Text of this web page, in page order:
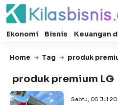
Ekonomi Bisnis Keuangan
Home Tag produk
produk premium LG
Sabtu, 05 Jul